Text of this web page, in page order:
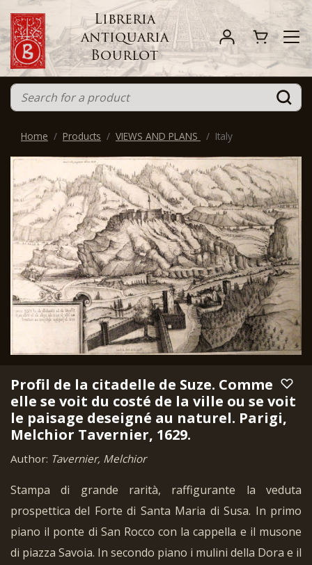
Libreria
antiquaria
Bourlot
Home Products VIEWS AND PLANS Italy
Profil de la citadelle de Suze. Comme
elle se voit du costé de la ville ou se voit
le paisage deseigné au naturel. Parigi,
Melchior Tavernier, 1629.
Author: Tavernier, Melchior
Stampa di grande rarità, raffigurante la veduta
prospettica del Forte di Santa Maria di Susa. In primo
piano il ponte di San Rocco con la cappella e il musone
di piazza Savoia. In secondo piano i mulini della Dora e il